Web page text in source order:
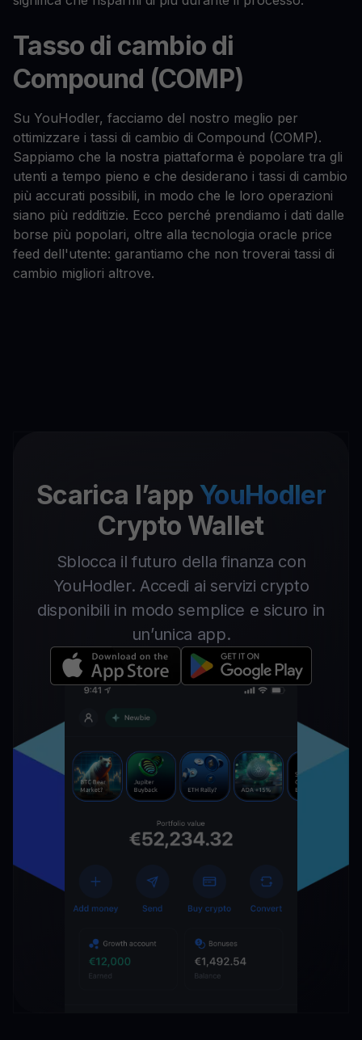
Tasso di cambio di
Compound (COMP)
Su YouHodler, facciamo del nostro meglio per
ottimizzare i tassi di cambio di Compound (COMP).
Sappiamo che la nostra piattaforma è popolare tra gli
utenti a tempo pieno e che desiderano i tassi di cambio
più accurati possibili, in modo che le loro operazioni
siano più redditizie. Ecco perché prendiamo i dati dalle
borse più popolari, oltre alla tecnologia oracle price
feed dell'utente: garantiamo che non troverai tassi di
cambio migliori altrove.
Scarica l’app YouHodler
Crypto Wallet
Sblocca il futuro della finanza con
YouHodler. Accedi ai servizi crypto
disponibili in modo semplice e sicuro in
un’unica app.